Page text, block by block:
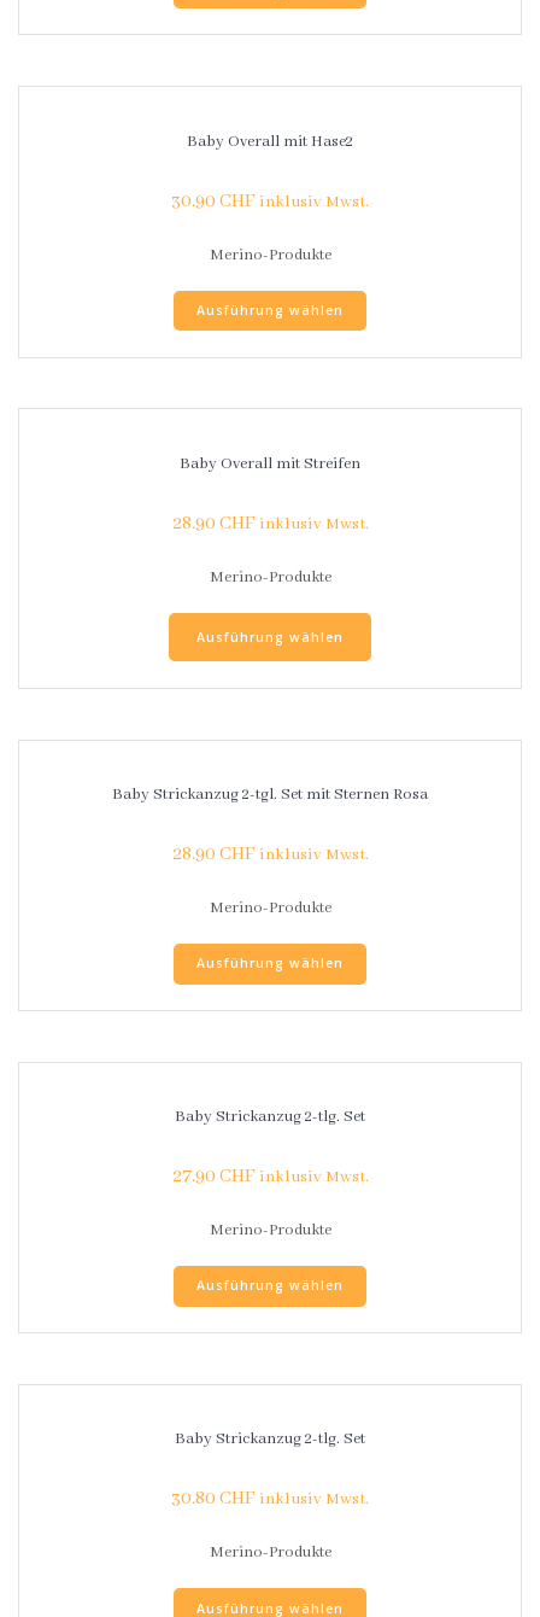
Baby Overall mit Hase2
30.90 CHF inklusiv Mwst.
Merino-Produkte
Ausführung wählen
Baby Overall mit Streifen
28.90 CHF inklusiv Mwst.
Merino-Produkte
Ausführung wählen
Baby Strickanzug 2-tgl. Set mit Sternen Rosa
28.90 CHF inklusiv Mwst.
Merino-Produkte
Ausführung wählen
Baby Strickanzug 2-tlg. Set
27.90 CHF inklusiv Mwst.
Merino-Produkte
Ausführung wählen
Baby Strickanzug 2-tlg. Set
30.80 CHF inklusiv Mwst.
Merino-Produkte
Ausführung wählen